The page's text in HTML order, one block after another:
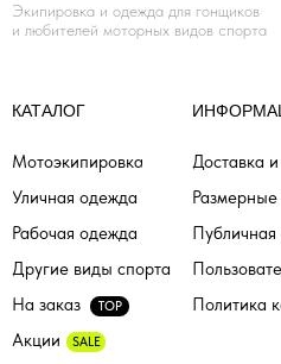
КАТАЛОГ
Мотоэкипировка
Уличная одежда
Рабочая одежда
На заказ TOP
Доставка
Размерные
Публичная
Акции SALE
Экипировка и одежда для гонщиков
и любителей моторных видов спорта
Политика
Другие виды спорта